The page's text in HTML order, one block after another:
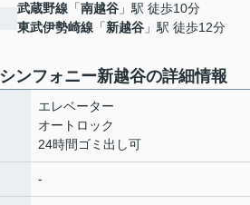
武蔵野線 「南越谷 」駅 徒歩10分
東武伊勢崎線 「新越谷 」駅 徒歩12分
ンフォニー新越谷の詳細情報
エレベーター
オートロック
24時間ゴミ出し可
-